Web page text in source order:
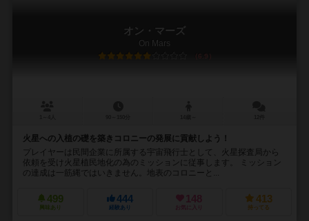
オン・マーズ
On Mars
6.9
火星への入植の礎を築きコロニーの発展に貢献しよう！
プレイヤーは民間企業に所属する宇宙飛行士として、火星探査局から
依頼を受け火星植民地化の為のミッションに従事します。 ミッション
の達成は一筋縄ではいきません。地表のコロニーと...
499
興味あり
444
経験あり
148
お気に入り
413
持ってる